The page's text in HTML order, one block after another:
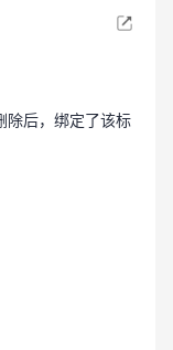
除后，绑定了该标